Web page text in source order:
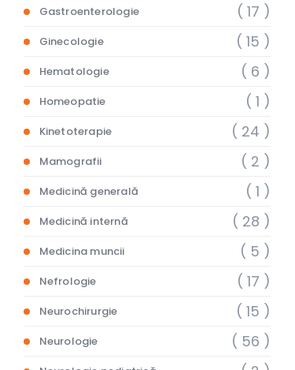
Gastroenterologie ( 17 )
Ginecologie ( 15 )
Hematologie ( 6 )
Homeopatie ( 1 )
Kinetoterapie ( 24 )
Mamografii ( 2 )
Medicină generală ( 1 )
Medicină internă ( 28 )
Medicina muncii ( 5 )
Nefrologie ( 17 )
Neurochirurgie ( 15 )
Neurologie ( 56 )